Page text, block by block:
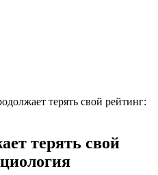
терять свой рейтинг:
терять свой